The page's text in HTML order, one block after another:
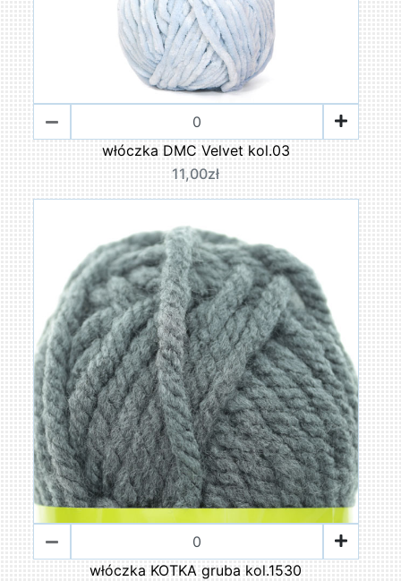
włóczka DMC Velvet kol.03
11,00zł
włóczka KOTKA gruba kol.1530